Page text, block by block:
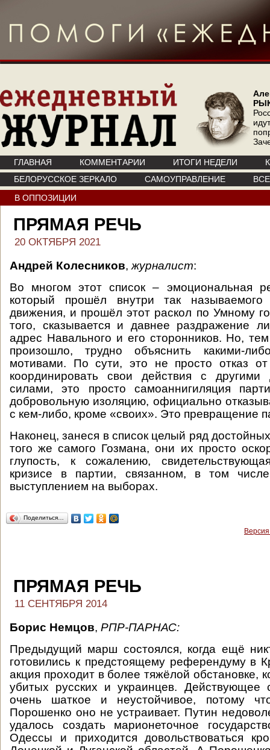
ГЛАВНАЯ КОММЕНТАРИИ ИТОГИ НЕДЕЛИ
БЕЛОРУССКОЕ ЗЕРКАЛО
САМОУПРАВЛЕНИЕ
В ОППОЗИЦИИ
ПРЯМАЯ РЕЧЬ
20 ОКТЯБРЯ 2021
Андрей Колесников, журналист:
Во многом этот список – эмоциональная
который прошёл внутри так называемого
движения, и прошёл этот раскол по Умному
того, сказывается и давнее раздражение
адрес Навального и его сторонников. Но,
произошло, трудно объяснить какими-
мотивами. По сути, это не просто отказ
координировать свои действия с другими
силами, это просто самоаннигиляция
добровольную изоляцию, официально
с кем-либо, кроме «своих». Это превращение
Наконец, занеся в список целый ряд
того же самого Гозмана, они их просто
глупость, к сожалению,
кризисе в партии, связанном, в том
выступлением на выборах.
Поделиться…
ПРЯМАЯ РЕЧЬ
11 СЕНТЯБРЯ 2014
Борис Немцов, РПР-ПАРНАС:
Предыдущий марш состоялся, когда ещё
готовились к предстоящему референдуму в
акция проходит в более тяжёлой обстановке,
убитых русских и украинцев. Действующее
очень шаткое и неустойчивое, потому
Порошенко оно не устраивает. Путин
удалось создать марионеточное
Одессы и приходится довольствоваться